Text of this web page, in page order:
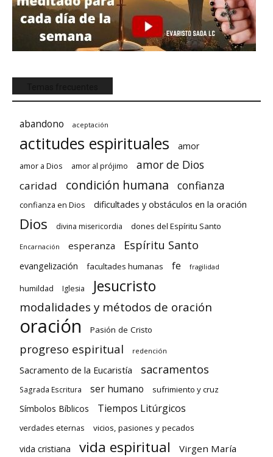
abandono aceptación
actitudes espirituales amor
amor a Dios amor al prójimo amor de Dios
caridad condición humana confianza
confianza en Dios dificultades y obstáculos en la oración
Dios divina misericordia dones del Espíritu Santo
Encarnación esperanza Espíritu Santo
evangelización facultades humanas fe fragilidad
humildad Iglesia Jesucristo
modalidades y métodos de oración
oración Pasión de Cristo
progreso espiritual redención
Sacramento de la Eucaristía sacramentos
Sagrada Escritura ser humano sufrimiento y cruz
Símbolos Bíblicos Tiempos Litúrgicos
verdades eternas vicios, pasiones y pecados
vida cristiana vida espiritual Virgen María